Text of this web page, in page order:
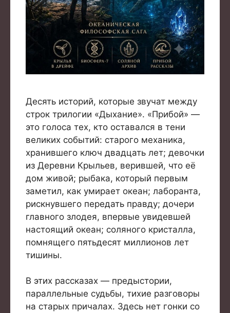
Десять историй, которые звучат между
строк трилогии «Дыхание». «Прибой» —
это голоса тех, кто оставался в тени
великих событий: старого механика,
хранившего ключ двадцать лет; девочки
из Деревни Крыльев, верившей, что её
дом живой; рыбака, который первым
заметил, как умирает океан; лаборанта,
рискнувшего передать правду; дочери
главного злодея, впервые увидевшей
настоящий океан; соляного кристалла,
помнящего пятьдесят миллионов лет
тишины.
В этих рассказах — предыстории,
параллельные судьбы, тихие разговоры
на старых причалах. Здесь нет гонки со